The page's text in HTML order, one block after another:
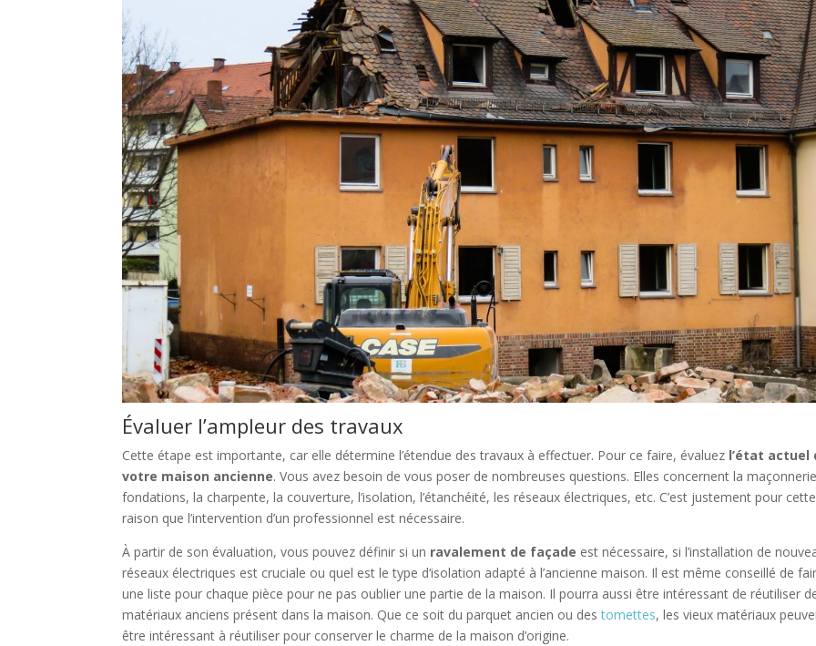
Évaluer l’ampleur des travaux
Cette étape est importante, car elle détermine l’étendue des travaux à effectuer. Pour ce faire, évaluez l’état actuel
votre maison ancienne. Vous avez besoin de vous poser de nombreuses questions. Elles concernent la
fondations, la charpente, la couverture, l’isolation, l’étanchéité, les réseaux électriques, etc. C’est justement pour cette
raison que l’intervention d’un professionnel est nécessaire.
À partir de son évaluation, vous pouvez définir si un ravalement de façade est nécessaire, si l’installation de
réseaux électriques est cruciale ou quel est le type d‘isolation adapté à l’ancienne maison. Il est même conseillé de
une liste pour chaque pièce pour ne pas oublier une partie de la maison. Il pourra aussi être intéressant de réutiliser
matériaux anciens présent dans la maison. Que ce soit du parquet ancien ou destomettes, les vieux matériaux
être intéressant à réutiliser pour conserver le charme de la maison d’origine.